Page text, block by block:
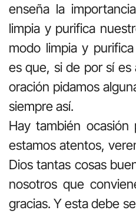
enseña la
limpia y purifica
modo limpia y
es que, si de por sí
oración pidamos
siempre así.
Hay también
estamos atentos,
Dios tantas cosas
nosotros que
gracias. Y esta debe